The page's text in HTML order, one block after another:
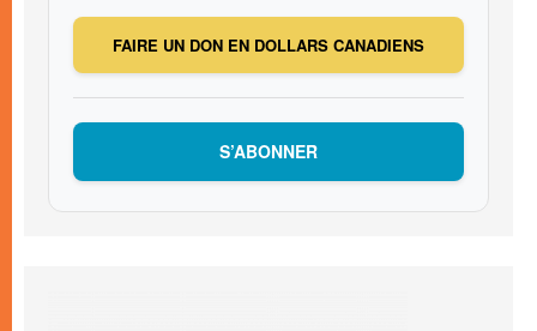
FAIRE UN DON EN DOLLARS CANADIENS
S’ABONNER